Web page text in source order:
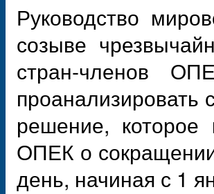
Руководство
созыве
стран-членов
проанализировать
решение, которое
ОПЕК о
день, начиная с 1